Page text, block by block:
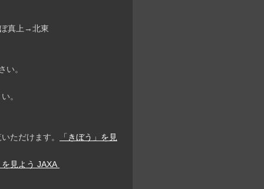
真上→北東
い。
。
ただけます。 「きぼう」を見
見よう JAXA